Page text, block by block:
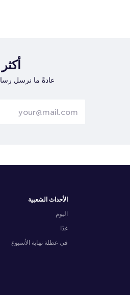
عادةً ما نرسل
الأحداث الشعبية
اليوم
غدًا
في عطلة نهاية الأسبوع